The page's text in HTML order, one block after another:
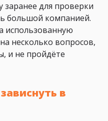
заранее для проверки
большой компанией.
использованную
несколько вопросов,
и не пройдёте
в